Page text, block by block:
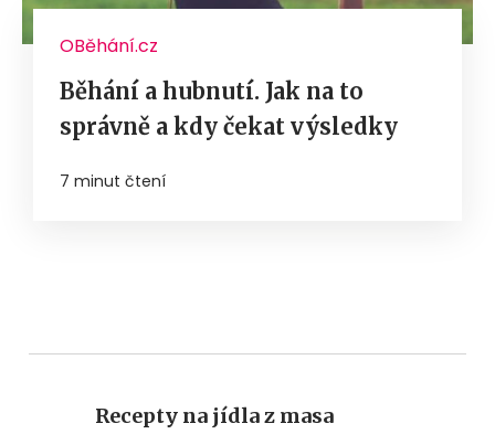
OBěhání.cz
Běhání a hubnutí. Jak na to
správně a kdy čekat výsledky
7 minut čtení
Recepty na jídla z masa